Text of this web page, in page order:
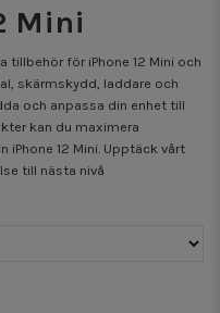
Mini
för iPhone 12 Mini och
skärmskydd, laddare och
och anpassa din enhet till
kan du maximera
12 Mini. Upptäck vårt
till nästa nivå